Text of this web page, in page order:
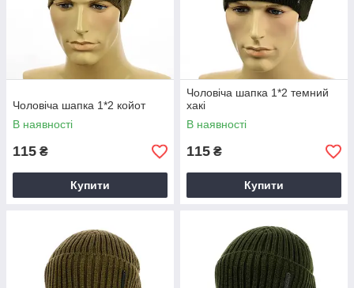
Чоловіча шапка 1*2 койот
В наявності
115 ₴
Купити
Чоловіча шапка 1*2 темний
хакі
В наявності
115 ₴
Купити